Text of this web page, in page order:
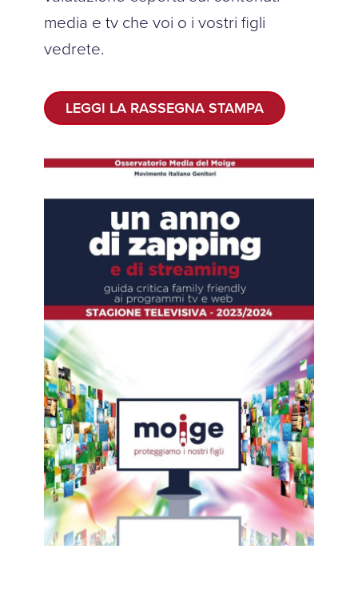
media e tv che voi o i vostri figli
vedrete.
LEGGI LA RASSEGNA STAMPA